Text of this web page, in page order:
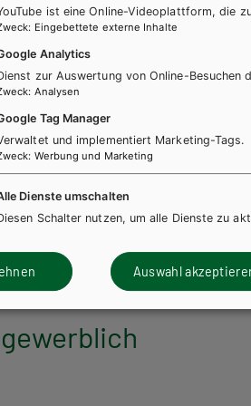
Naturwissenschaften
Band 2 für
Kompetenzmodule
ANWA 6
+ E-Book Lehrbuch E-Book Solo
ist eine Online-Videoplattform, die
: Eingebettete externe Inhalte
Analytics
zur Auswertung von Online-Besuchen
: Analysen
Tag Manager
und implementiert Marketing-Tags.
: Werbung und Marketing
Dienste umschalten
Schalter nutzen, um alle Dienste zu
Auswahl